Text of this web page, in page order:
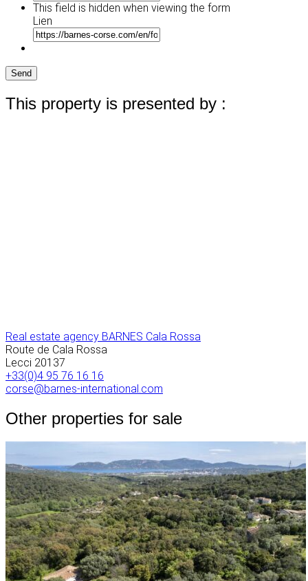
This field is hidden when viewing the form
Lien
Send
This property is presented by :
Real estate agency BARNES Cala Rossa
Route de Cala Rossa
Lecci 20137
+33(0)4 95 76 16 16
corse@barnes-international.com
Other properties for sale